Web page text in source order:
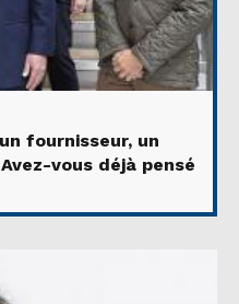
fournisseur, un
vous déjà pensé